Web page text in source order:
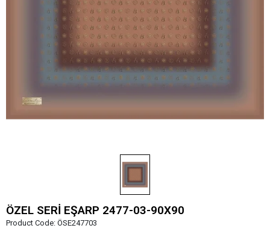
ÖZEL SERİ EŞARP 2477-03-90X90
Product Code: ÖSE247703